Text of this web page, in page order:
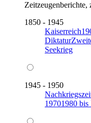
Zeitzeugenberichte,
1850 - 1945
Kaiserreich
Diktatur
Seekrieg
1945 - 1950
19701980 bis